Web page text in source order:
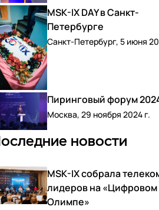
MSK-IX DAY в Санкт-
Петербурге
Санкт-Петербург, 5 июня
Пиринговый форум
Москва, 29 ноября 2024 г.
новости
MSK-IX собрала
лидеров на «Цифровом
Олимпе»